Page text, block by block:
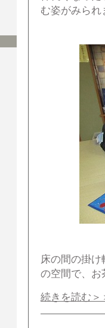
む姿がみられ
床の間の掛
の空間で、お
続きを読む＞